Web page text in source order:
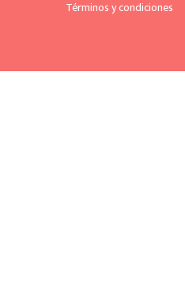
Términos y condiciones